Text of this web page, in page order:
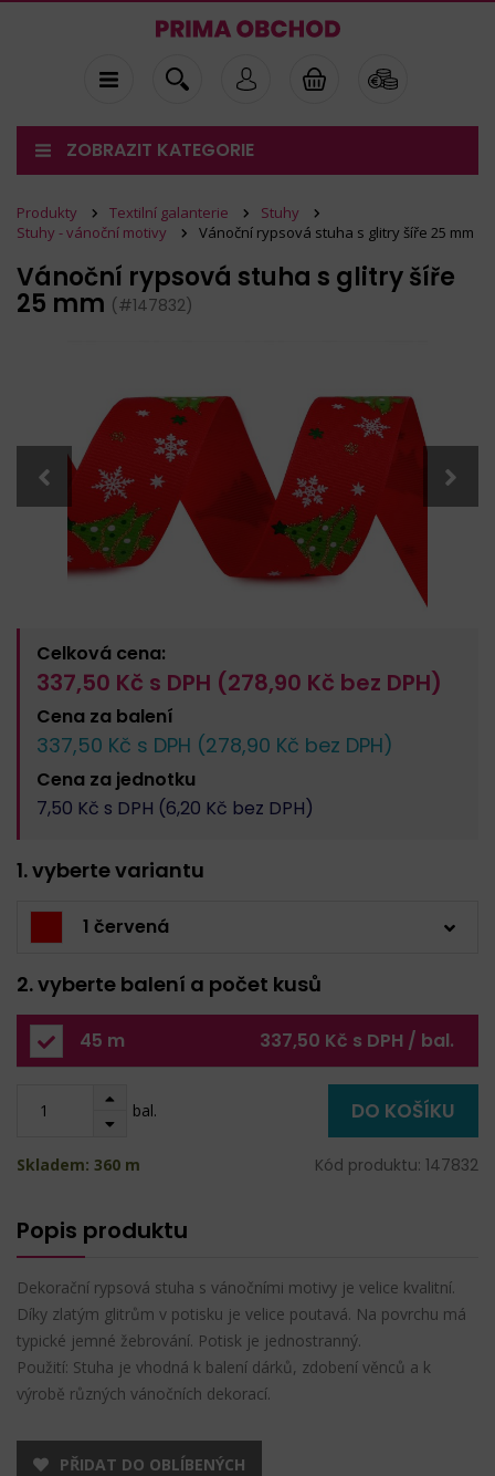
ZOBRAZIT KATEGORIE
Produkty Textilní galanterie
Stuhy
Stuhy - vánoční motivy
Vánoční rypsová stuha s glitry šíře 25 mm
Vánoční rypsová stuha s glitry šíře
25 mm (#147832)
Celková cena:
337,50 Kč s DPH (278,90 Kč bez DPH)
Cena za balení
337,50 Kč s DPH (278,90 Kč bez DPH)
Cena za jednotku
7,50 Kč s DPH (6,20 Kč bez DPH)
1. vyberte variantu
1 červená
2. vyberte balení a počet kusů
45 m 337,50 Kč s DPH / bal.
bal. DO KOŠÍKU
Skladem: 360 m Kód produktu: 147832
Popis produktu
Dekorační rypsová stuha s vánočními motivy je velice kvalitní.
Díky zlatým glitrům v potisku je velice poutavá. Na povrchu má
typické jemné žebrování. Potisk je jednostranný.
Použití: Stuha je vhodná k balení dárků, zdobení věnců a k
výrobě různých vánočních dekorací.
PŘIDAT DO OBLÍBENÝCH